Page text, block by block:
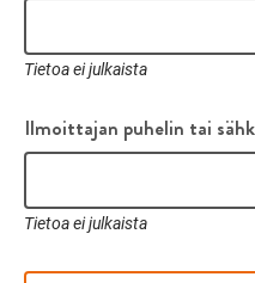
Tietoa ei julkaista
Ilmoittajan puhelin tai
Tietoa ei julkaista